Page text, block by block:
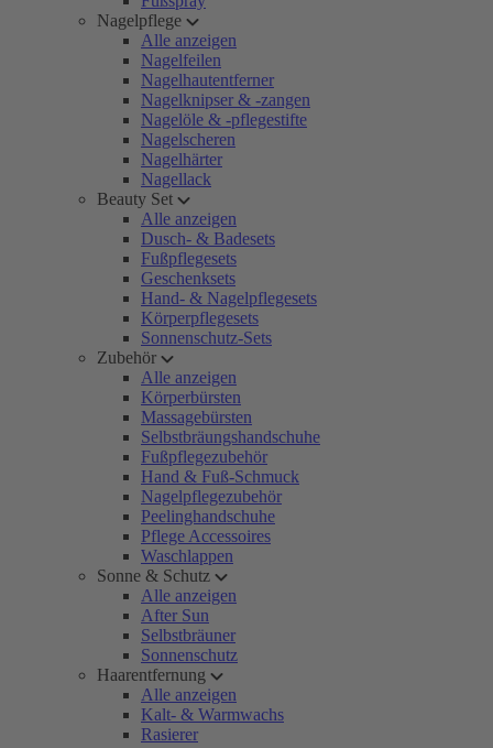
Nagelpflege
Alle anzeigen
Nagelfeilen
Nagelhautentferner
Nagelknipser & -zangen
Nagelöle & -pflegestifte
Nagelscheren
Nagelhärter
Nagellack
Beauty Set
Alle anzeigen
Dusch- & Badesets
Fußpflegesets
Geschenksets
Hand- & Nagelpflegesets
Körperpflegesets
Sonnenschutz-Sets
Zubehör
Alle anzeigen
Körperbürsten
Massagebürsten
Selbstbräungshandschuhe
Fußpflegezubehör
Hand & Fuß-Schmuck
Nagelpflegezubehör
Peelinghandschuhe
Pflege Accessoires
Waschlappen
Sonne & Schutz
Alle anzeigen
After Sun
Selbstbräuner
Sonnenschutz
Haarentfernung
Alle anzeigen
Kalt- & Warmwachs
Rasierer